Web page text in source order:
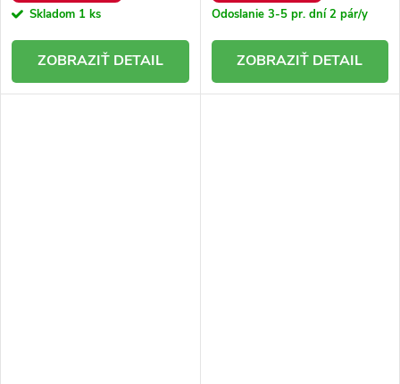
Skladom 1 ks
DETAIL
Odoslanie 3-5 pr. dní2 pár/y
DETAIL